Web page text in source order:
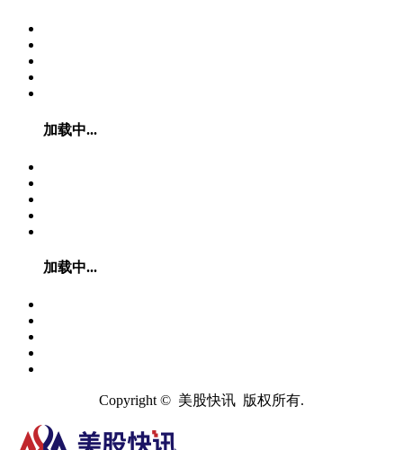
加载中...
加载中...
Copyright © 美股快讯 版权所有.